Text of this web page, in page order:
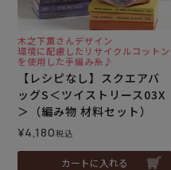
木之下薫さんデザイン
環境に配慮したリサイクルコットン
を使用した手編み糸♪
【レシピなし】スクエアバ
ッグS＜ツイストリース03X
＞（編み物 材料セット）
¥4,180税込
カートに入れる